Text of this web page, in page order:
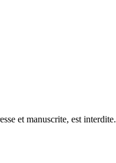
et manuscrite, est interdite.